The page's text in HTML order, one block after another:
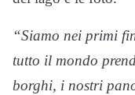
“Siamo nei primi
tutto il mondo
borghi, i nostri